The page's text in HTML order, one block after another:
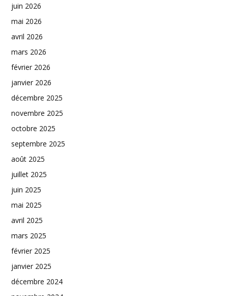
juin 2026
mai 2026
avril 2026
mars 2026
février 2026
janvier 2026
décembre 2025
novembre 2025
octobre 2025
septembre 2025
août 2025
juillet 2025
juin 2025
mai 2025
avril 2025
mars 2025
février 2025
janvier 2025
décembre 2024